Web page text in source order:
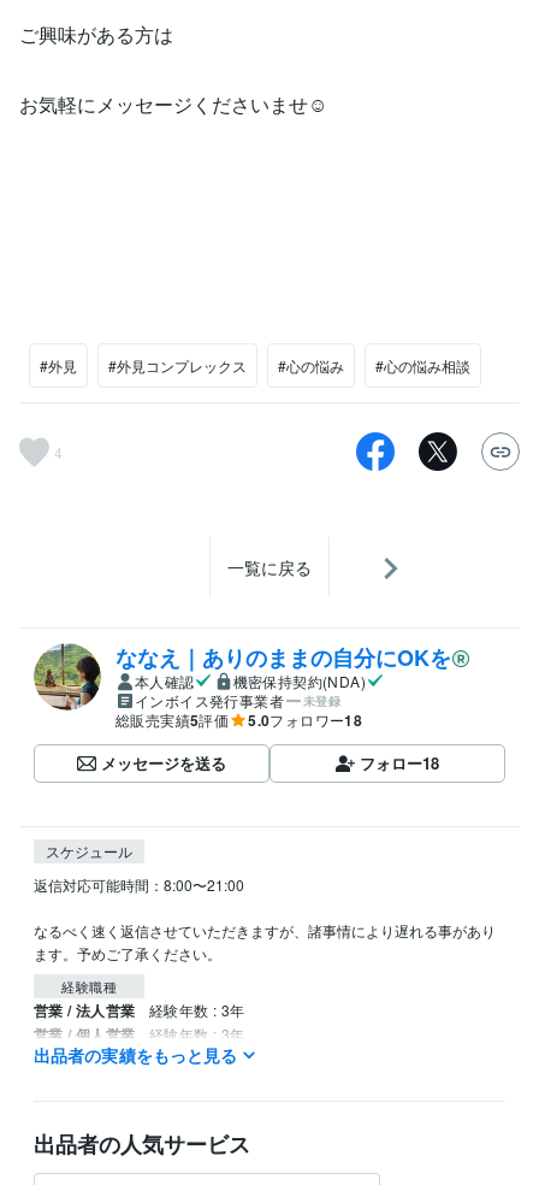
ご興味がある方は
お気軽にメッセージくださいませ☺
#外見 #外見コンプレックス #心の悩み #心の悩み相談
4
一覧に戻る
ななえ｜ありのままの自分にOKを
本人確認
機密保持契約(NDA)
インボイス発行事業者
未登録
総販売実績5評価 5.0フォロワー18
メッセージを送る フォロー18
スケジュール
返信対応可能時間：8:00〜21:00
なるべく速く返信させていただきますが、諸事情により遅れる事があり
ます。予めご了承ください。
経験職種
営業 / 法人営業 経験年数 : 3年
営業 / 個人営業 経験年数 : 3年
カスタマーサポート・カスタマーサクセス / コールセンター管理・運
事務・ビジネスサポート / 事務（一般事務） 経験年数 : 4年
事務・ビジネスサポート / 文字起こし・データ入力
資格・検定
出品者の実績をもっと見る
出品者の人気サービス